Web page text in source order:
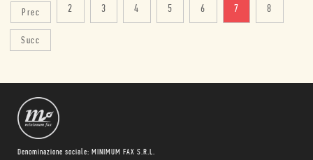
Prec 2 3 4 5 6 7 8
Succ
Denominazione sociale: MINIMUM FAX S.R.L.